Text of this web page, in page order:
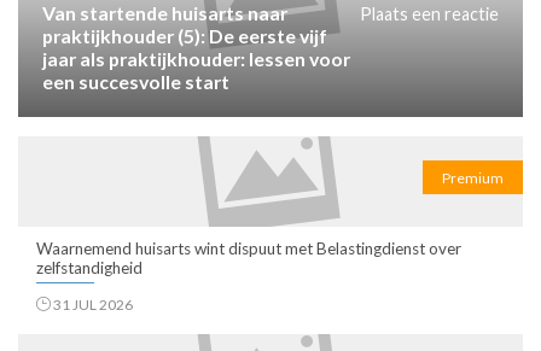
Van startende huisarts naar
praktijkhouder (5): De eerste vijf
jaar als praktijkhouder: lessen voor
een succesvolle start
Plaats een reactie
Premium
Waarnemend huisarts wint dispuut met Belastingdienst over
zelfstandigheid
31 JUL 2026